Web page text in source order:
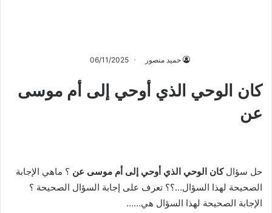
حميد منصور 06/11/2025
كان الوحي الذي أوحي إلى أم موسى
عن
حل سؤالكان الوحي الذي أوحي إلى أم موسى عن ؟ ماهي الإجابة
الصحيحة لهذا السؤال…؟؟ تعرف على إجابة السؤال الصحيحة ؟
الإجابة الصحيحة لهذا السؤال هي……